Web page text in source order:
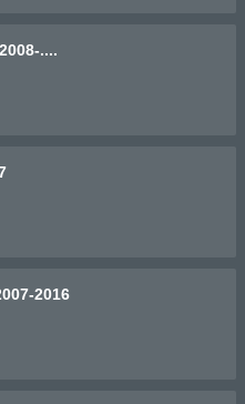
....
2016